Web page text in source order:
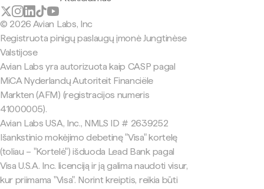
© 2026 Avian Labs, Inc
Registruota pinigų paslaugų įmonė Jungtinėse
Valstijose
Avian Labs yra autorizuota kaip CASP pagal
MiCA Nyderlandų Autoriteit Financiële
Markten (AFM) (registracijos numeris
41000005).
Avian Labs USA, Inc., NMLS ID # 2639252
Išankstinio mokėjimo debetinę "Visa" kortelę
(toliau – "Kortelė") išduoda Lead Bank pagal
Visa U.S.A. Inc. licenciją ir ją galima naudoti visur,
kur priimama "Visa". Norint kreiptis, reikia būti